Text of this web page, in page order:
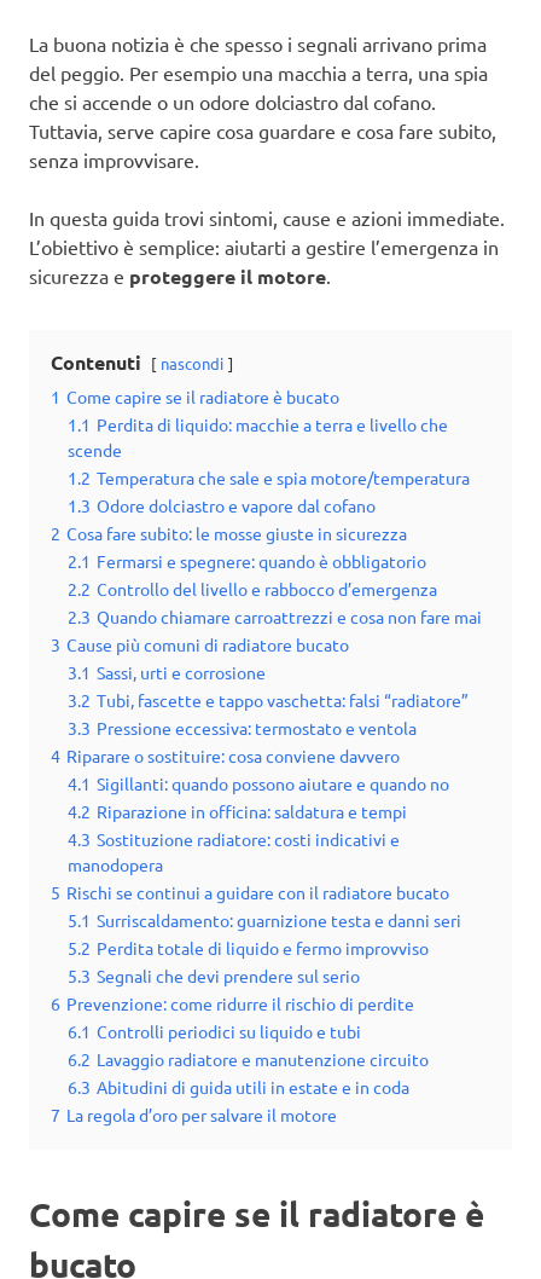
La buona notizia è che spesso i segnali arrivano prima
del peggio. Per esempio una macchia a terra, una spia
che si accende o un odore dolciastro dal cofano.
Tuttavia, serve capire cosa guardare e cosa fare subito,
senza improvvisare.
In questa guida trovi sintomi, cause e azioni immediate.
L’obiettivo è semplice: aiutarti a gestire l’emergenza in
sicurezza e proteggere il motore.
Contenuti nascondi
1 Come capire se il radiatore è bucato
1.1 Perdita di liquido: macchie a terra e livello che
scende
1.2 Temperatura che sale e spia motore/temperatura
1.3 Odore dolciastro e vapore dal cofano
2 Cosa fare subito: le mosse giuste in sicurezza
2.1 Fermarsi e spegnere: quando è obbligatorio
2.2 Controllo del livello e rabbocco d’emergenza
2.3 Quando chiamare carroattrezzi e cosa non fare mai
3 Cause più comuni di radiatore bucato
3.1 Sassi, urti e corrosione
3.2 Tubi, fascette e tappo vaschetta: falsi “radiatore”
3.3 Pressione eccessiva: termostato e ventola
4 Riparare o sostituire: cosa conviene davvero
4.1 Sigillanti: quando possono aiutare e quando no
4.2 Riparazione in officina: saldatura e tempi
4.3 Sostituzione radiatore: costi indicativi e
manodopera
5 Rischi se continui a guidare con il radiatore bucato
5.1 Surriscaldamento: guarnizione testa e danni seri
5.2 Perdita totale di liquido e fermo improvviso
5.3 Segnali che devi prendere sul serio
6 Prevenzione: come ridurre il rischio di perdite
6.1 Controlli periodici su liquido e tubi
6.2 Lavaggio radiatore e manutenzione circuito
6.3 Abitudini di guida utili in estate e in coda
7 La regola d’oro per salvare il motore
Come capire se il radiatore è
bucato